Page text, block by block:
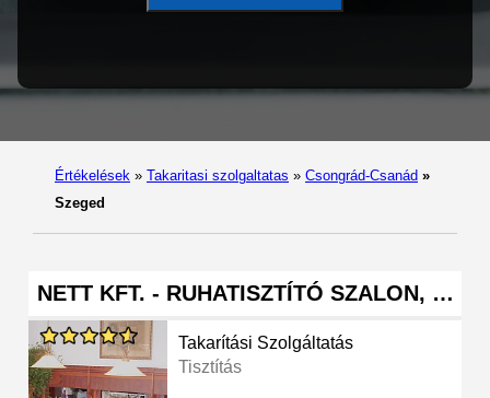
Értékelések » Takaritasi szolgaltatas » Csongrád-Csanád »
Szeged
NETT KFT. - RUHATISZTÍTÓ SZALON, …
Takarítási Szolgáltatás
Tisztítás